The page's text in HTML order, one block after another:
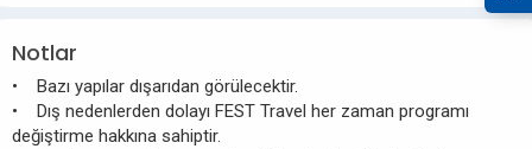
Notlar
• Bazı yapılar dışarıdan görülecektir.
• Dış nedenlerden dolayı FEST Travel her zaman programı
değiştirme hakkına sahiptir.